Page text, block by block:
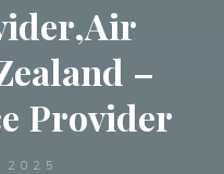
–
Provider
2025